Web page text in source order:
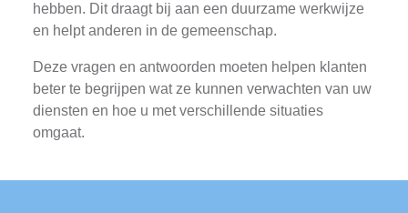
hebben. Dit draagt bij aan een duurzame werkwijze
en helpt anderen in de gemeenschap.
Deze vragen en antwoorden moeten helpen klanten
beter te begrijpen wat ze kunnen verwachten van uw
diensten en hoe u met verschillende situaties
omgaat.